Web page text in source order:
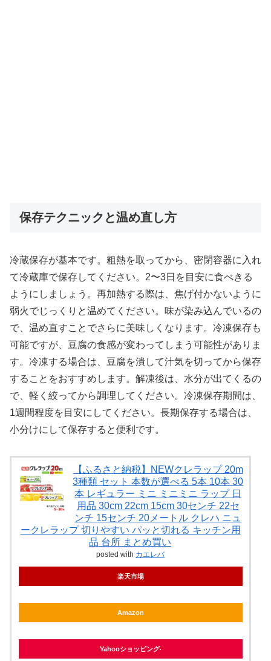
保存テクニックと温め直し方
冷蔵保存が基本です。粗熱を取ってから、密閉容器に入れ
て冷蔵庫で保存してください。2〜3日を目安に食べきる
ようにしましょう。再加熱する際は、焦げ付かないように
弱火でじっくりと温めてください。味が染み込んでいるの
で、温め直すことでさらに美味しくなります。冷凍保存も
可能ですが、豆腐の食感が変わってしまう可能性がありま
す。冷凍する場合は、豆腐を潰して汁気を切ってから保存
することをおすすめします。解凍後は、水分が出てくるの
で、軽く絞ってから調理してください。冷凍保存期間は、
1週間程度を目安にしてください。長期保存する場合は、
小分けにして保存すると便利です。
【ふるさと納税】NEWクレラップ 20m
3種類 セット 本数が選べる 5本 10本 30
本 レギュラー ミニ ミニミニ ラップ 日
用品 30cm 22cm 15cm 30センチ 22セ
ンチ 15センチ 20メートル クレハ ニュ
ークレラップ 切りやすい パッと切れる キッチン用
品 台所 まとめ買い
posted with カエレバ
楽天市場
Amazon
Yahooショッピング